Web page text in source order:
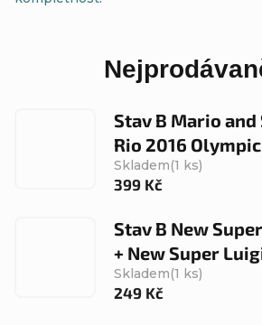
Stav B Mario
Rio 2016
Skladem(1 ks)
399 Kč
Stav B New
+ New Super
Skladem(1 ks)
249 Kč